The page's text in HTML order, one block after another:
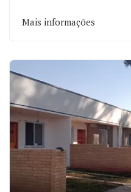
Mais informações